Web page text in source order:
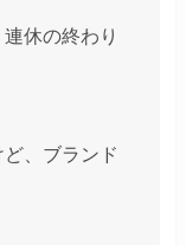
休の終わり
、ブランド